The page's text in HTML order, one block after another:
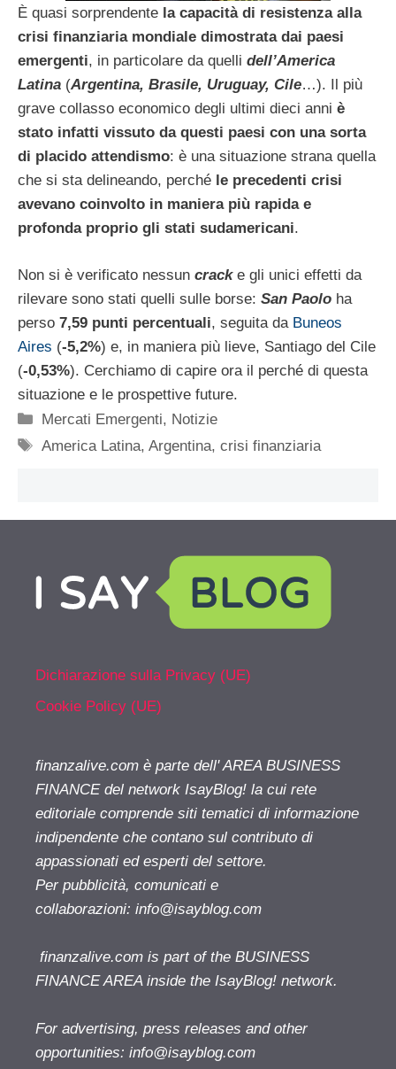
È quasi sorprendente la capacità di resistenza alla
crisi finanziaria mondiale dimostrata dai paesi
emergenti, in particolare da quelli dell’America
Latina (Argentina, Brasile, Uruguay, Cile…). Il più
grave collasso economico degli ultimi dieci anni è
stato infatti vissuto da questi paesi con una sorta
di placido attendismo: è una situazione strana quella
che si sta delineando, perché le precedenti crisi
avevano coinvolto in maniera più rapida e
profonda proprio gli stati sudamericani.
Non si è verificato nessun cracke gli unici effetti da
rilevare sono stati quelli sulle borse: San Paolo ha
perso 7,59 punti percentuali, seguita da Buneos
Aires (-5,2%) e, in maniera più lieve, Santiago del Cile
(-0,53%). Cerchiamo di capire ora il perché di questa
situazione e le prospettive future.
Categorie
Mercati Emergenti, Notizie
Tag
America Latina,Argentina,crisi finanziaria
Dichiarazione sulla Privacy (UE)
Cookie Policy (UE)
finanzalive.com è parte dell' AREA BUSINESS
FINANCE del network IsayBlog! la cui rete
editoriale comprende siti tematici di informazione
indipendente che contano sul contributo di
appassionati ed esperti del settore.
Per pubblicità, comunicati e
collaborazioni: info@isayblog.com
finanzalive.com is part of the BUSINESS
FINANCE AREA inside the IsayBlog! network.
For advertising, press releases and other
opportunities: info@isayblog.com